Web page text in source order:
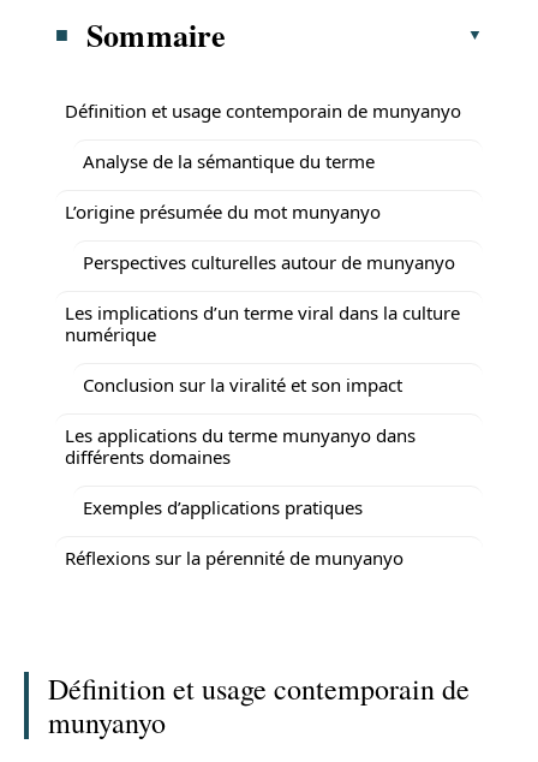
Sommaire
Définition et usage contemporain de munyanyo
Analyse de la sémantique du terme
L’origine présumée du mot munyanyo
Perspectives culturelles autour de munyanyo
Les implications d’un terme viral dans la culture
numérique
Conclusion sur la viralité et son impact
Les applications du terme munyanyo dans
différents domaines
Exemples d’applications pratiques
Réflexions sur la pérennité de munyanyo
Définition et usage contemporain de
munyanyo